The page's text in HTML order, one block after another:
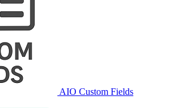
AIO Custom Fields